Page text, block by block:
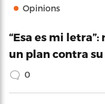
Opinions
“Esa es mi
un plan contra
0